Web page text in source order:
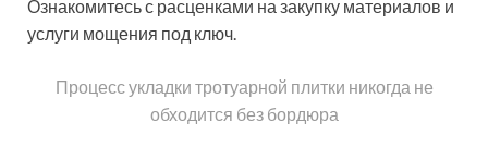
Ознакомитесь с расценками на закупку материалов и
услуги мощения под ключ.
Процесс укладки тротуарной плитки никогда не
обходится без бордюра